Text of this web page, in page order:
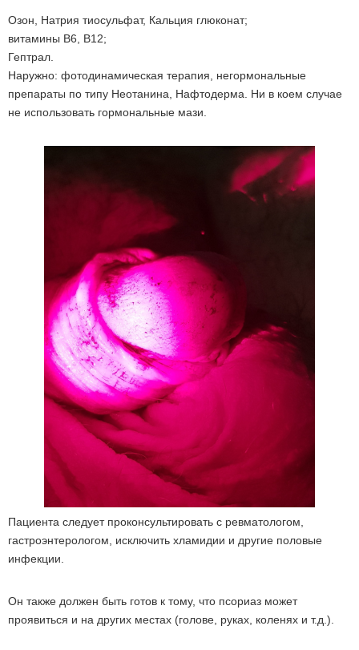
Озон, Натрия тиосульфат, Кальция глюконат;
витамины B6, B12;
Гептрал.
Наружно: фотодинамическая терапия, негормональные
препараты по типу Неотанина, Нафтодерма. Ни в коем случае
не использовать гормональные мази.
Пациента следует проконсультировать с ревматологом,
гастроэнтерологом, исключить хламидии и другие половые
инфекции.
Он также должен быть готов к тому, что псориаз может
проявиться и на других местах (голове, руках, коленях и т.д.).